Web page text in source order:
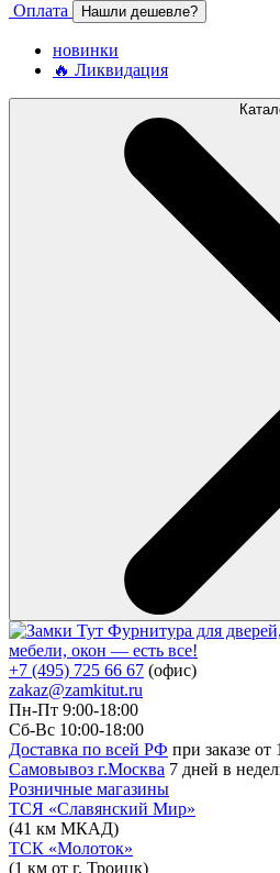
Оплата
Нашли дешевле?
новинки
🔥 Ликвидация
Фурнитура для дверей,
мебели, окон — есть все!
+7 (495) 725 66 67 (офис)
zakaz@zamkitut.ru
Пн-Пт 9:00-18:00
Сб-Вс 10:00-18:00
Доставка по всей РФ при заказе от
Самовывоз г.Москва 7 дней в
Розничные магазины
ТСЯ «Славянский Мир»
(41 км МКАД)
ТСК «Молоток»
(1 км от г. Троицк)